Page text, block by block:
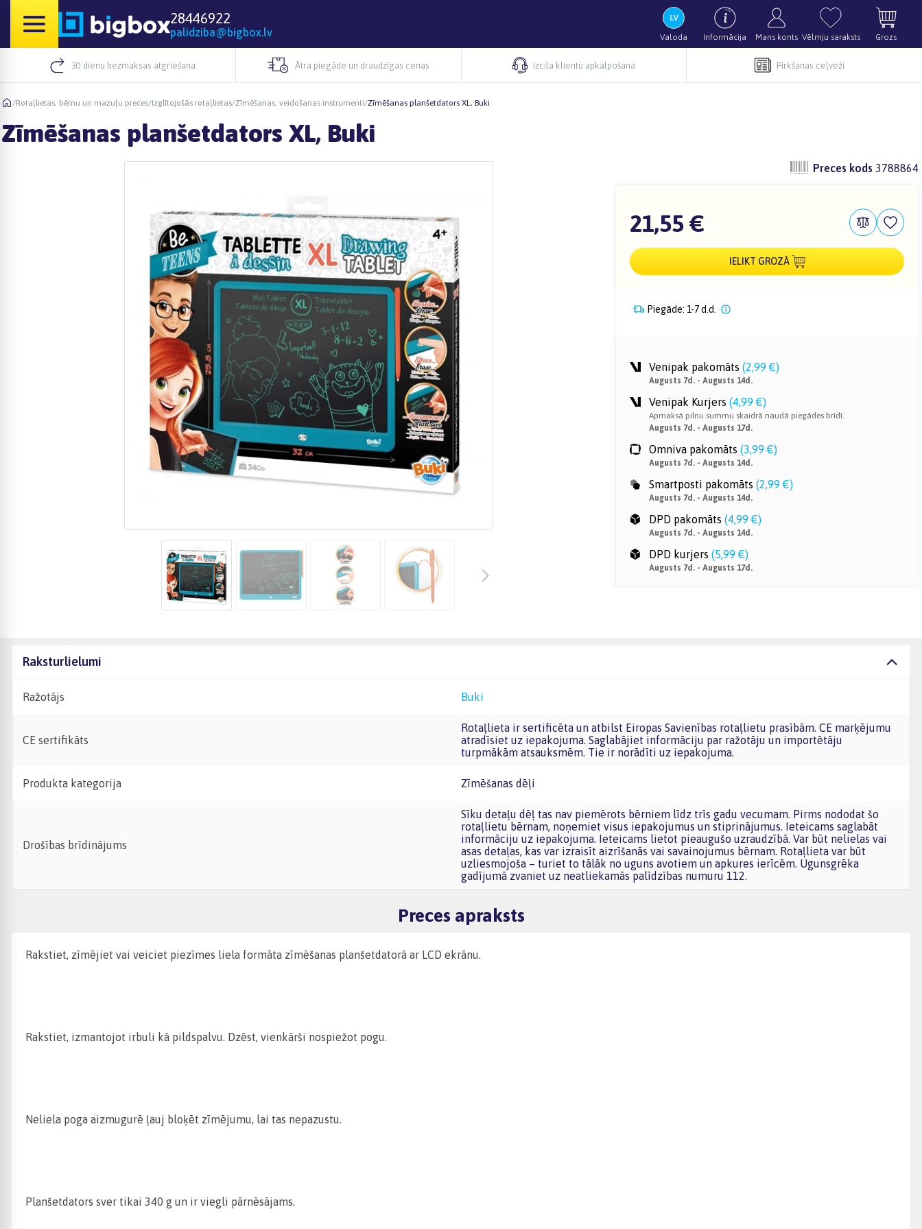
28446922
palidziba@bigbox.lv Valoda Informācija Mans konts Vēlmju saraksts Grozs
30 dienu bezmaksas atgriešana Ātra piegāde un draudzīgas cenas Izcila klientu apkalpošana Pirkšanas ceļveži
/Rotaļlietas, bērnu un mazuļu preces/Izglītojošās rotaļlietas/Zīmēšanas, veidošanas instrumenti/Zīmēšanas planšetdators XL, Buki
Zīmēšanas planšetdators XL, Buki
Preces kods 3788864
21,55 €
IELIKT GROZĀ
Piegāde: 1-7 d.d.
Venipak pakomāts (2,99 €)
Augusts 7d. - Augusts 14d.
Venipak Kurjers (4,99 €)
Apmaksā pilnu summu skaidrā naudā piegādes brīdī.
Augusts 7d. - Augusts 17d.
Omniva pakomāts (3,99 €)
Augusts 7d. - Augusts 14d.
Smartposti pakomāts (2,99 €)
Augusts 7d. - Augusts 14d.
DPD pakomāts (4,99 €)
Augusts 7d. - Augusts 14d.
DPD kurjers (5,99 €)
Augusts 7d. - Augusts 17d.
Raksturlielumi
Ražotājs Buki
CE sertifikāts
Rotaļlieta ir sertificēta un atbilst Eiropas Savienības rotaļlietu prasībām. CE marķējumu
atradīsiet uz iepakojuma. Saglabājiet informāciju par ražotāju un importētāju
turpmākām atsauksmēm. Tie ir norādīti uz iepakojuma.
Produkta kategorija Zīmēšanas dēļi
Drošības brīdinājums
Sīku detaļu dēļ tas nav piemērots bērniem līdz trīs gadu vecumam. Pirms nododat šo
rotaļlietu bērnam, noņemiet visus iepakojumus un stiprinājumus. Ieteicams saglabāt
informāciju uz iepakojuma. Ieteicams lietot pieaugušo uzraudzībā. Var būt nelielas vai
asas detaļas, kas var izraisīt aizrīšanās vai savainojumus bērnam. Rotaļlieta var būt
uzliesmojoša – turiet to tālāk no uguns avotiem un apkures ierīcēm. Ugunsgrēka
gadījumā zvaniet uz neatliekamās palīdzības numuru 112.
Preces apraksts
Rakstiet, zīmējiet vai veiciet piezīmes liela formāta zīmēšanas planšetdatorā ar LCD ekrānu.
Rakstiet, izmantojot irbuli kā pildspalvu. Dzēst, vienkārši nospiežot pogu.
Neliela poga aizmugurē ļauj bloķēt zīmējumu, lai tas nepazustu.
Planšetdators sver tikai 340 g un ir viegli pārnēsājams.